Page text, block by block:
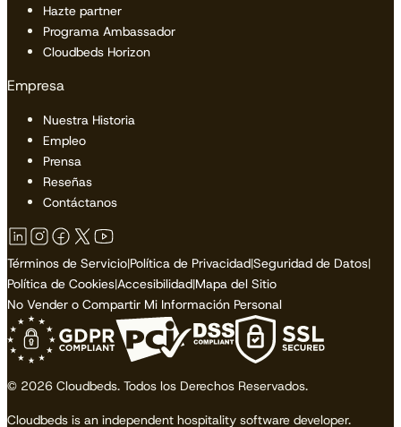
Hazte partner
Programa Ambassador
Cloudbeds Horizon
Empresa
Nuestra Historia
Empleo
Prensa
Reseñas
Contáctanos
Términos de Servicio|Política de Privacidad|Seguridad de Datos|
Política de Cookies|Accesibilidad|Mapa del Sitio
No Vender o Compartir Mi Información Personal
© 2026 Cloudbeds. Todos los Derechos Reservados.
Cloudbeds is an independent hospitality software developer.